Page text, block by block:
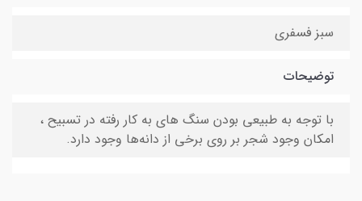
سبز فسفری
توضیحات
با توجه به طبیعی بودن سنگ های به کار رفته در تسبیح ،
امکان وجود شجر بر روی برخی از دانه‌ها وجود دارد.